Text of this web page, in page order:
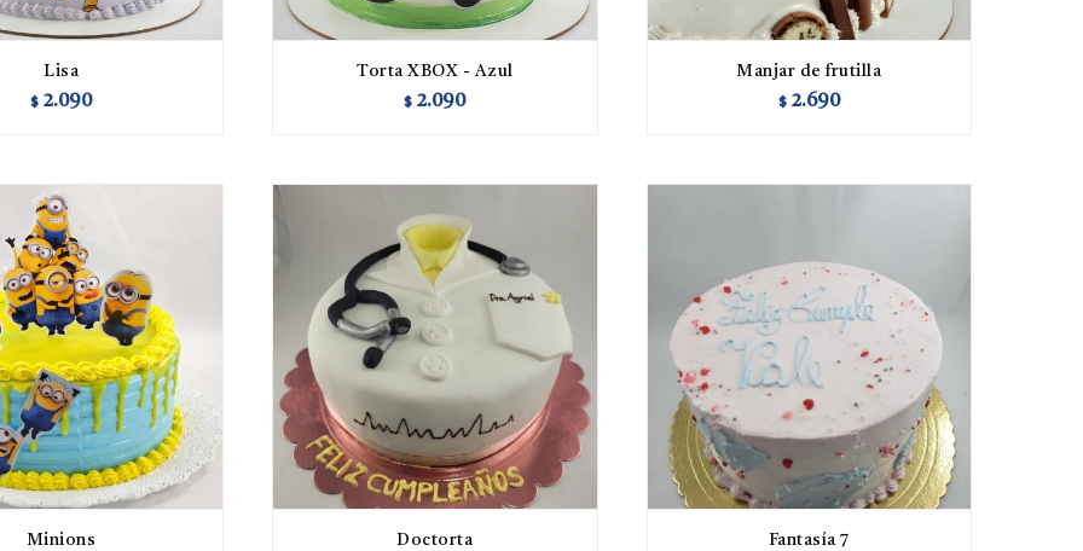
Lisa
$ 2.090
Torta XBOX - Azul
$ 2.090
Manjar de frutilla
$ 2.690
Minions Doctorta Fantasía 7